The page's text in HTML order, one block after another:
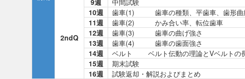
2ndQ
9週 中間試験
10週
歯車(1) 歯車の種類、平歯車、歯形曲
11週
歯車(2) かみ合い率、転位歯車
12週
歯車(3) 歯車の曲げ強さ
13週
歯車(4) 歯車の歯面強さ
14週
ベルト ベルト伝動の理論とVベルトの
15週
期末試験
16週
試験返却・解説およびまとめ